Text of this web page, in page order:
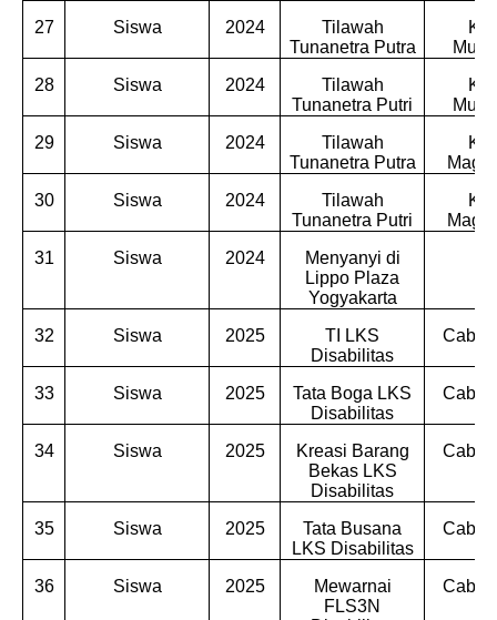
27
Siswa 2024
Tilawah
Tunanetra Putra
28
Siswa 2024
Tilawah
Tunanetra Putri
29
Siswa 2024
Tilawah
Tunanetra Putra
30
Siswa 2024
Tilawah
Tunanetra Putri
31
Siswa 2024
Menyanyi di
Lippo Plaza
Yogyakarta
32
Siswa 2025
TI LKS
Disabilitas
33 Siswa 2025
Tata Boga LKS
Disabilitas
34 Siswa 2025
Kreasi Barang
Bekas LKS
Disabilitas
35 Siswa 2025
Tata Busana
LKS Disabilitas
36 Siswa 2025
Mewarnai
FLS3N